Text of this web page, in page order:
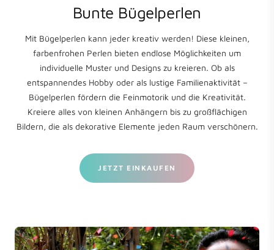
Bunte Bügelperlen
Mit Bügelperlen kann jeder kreativ werden! Diese kleinen,
farbenfrohen Perlen bieten endlose Möglichkeiten um
individuelle Muster und Designs zu kreieren. Ob als
entspannendes Hobby oder als lustige Familienaktivität –
Bügelperlen fördern die Feinmotorik und die Kreativität.
Kreiere alles von kleinen Anhängern bis zu großflächigen
Bildern, die als dekorative Elemente jeden Raum verschönern.
JETZT EINKAUFEN